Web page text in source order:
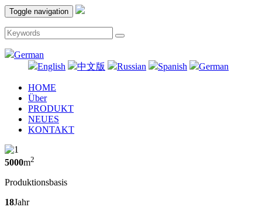
Toggle navigation
German
English
中文版 Russian Spanish German
HOME
Über
PRODUKT
NEUES
KONTAKT
5000m2
Produktionsbasis
18Jahr